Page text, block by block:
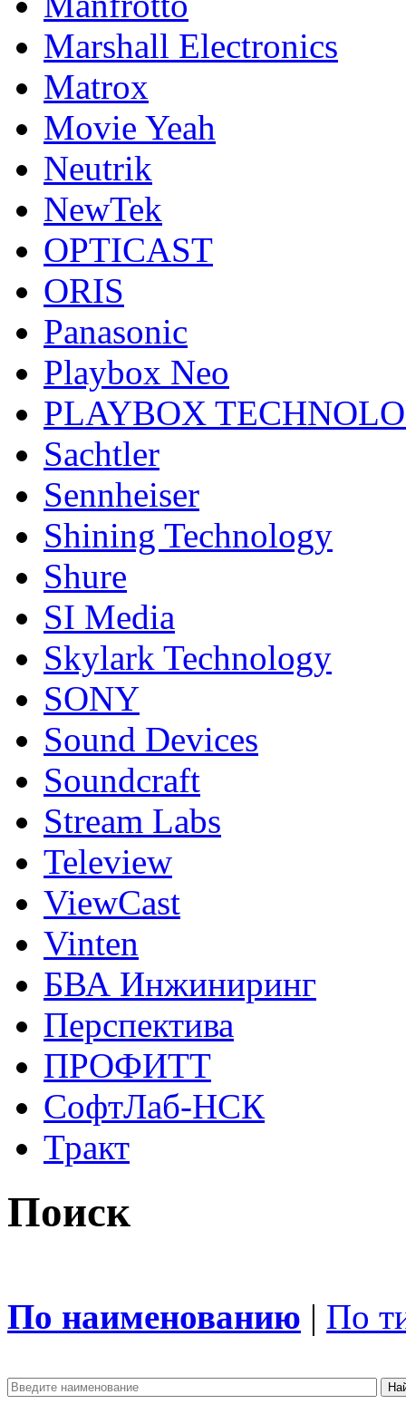
Marshall Electronics
Matrox
Movie Yeah
Neutrik
NewTek
OPTICAST
ORIS
Panasonic
Playbox Neo
PLAYBOX
Sachtler
Sennheiser
Shining Technology
Shure
SI Media
Skylark Technology
SONY
Sound Devices
Soundcraft
Stream Labs
Teleview
ViewCast
Vinten
БВА Инжиниринг
Перспектива
ПРОФИТТ
СофтЛаб-НСК
Тракт
Поиск
По наименованию | По